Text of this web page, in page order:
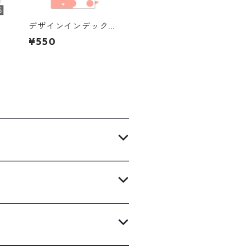
デザインインデックス
バイブル 4山 6穴 シス
テム手帳
¥550